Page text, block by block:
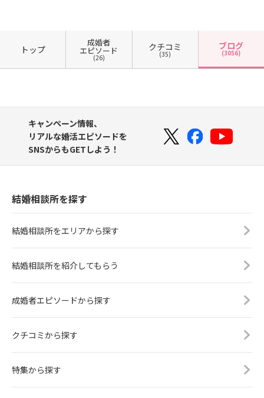
トップ
成婚者
エピソード
(26)
クチコミ
(35)
ブログ
(3056)
キャンペーン情報、
リアルな婚活エピソードを
SNSからもGETしよう！
結婚相談所を探す
結婚相談所をエリアから探す
結婚相談所を紹介してもらう
成婚者エピソードから探す
クチコミから探す
特集から探す